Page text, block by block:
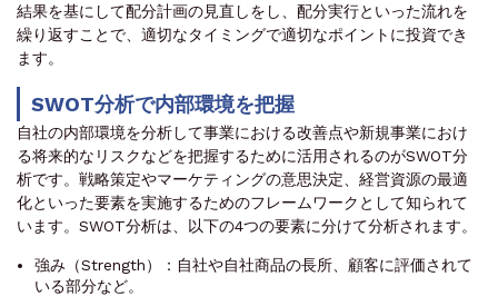
結果を基にして配分計画の見直しをし、配分実行といった流れを
繰り返すことで、適切なタイミングで適切なポイントに投資でき
ます。
SWOT分析で内部環境を把握
自社の内部環境を分析して事業における改善点や新規事業におけ
る将来的なリスクなどを把握するために活用されるのがSWOT分
析です。戦略策定やマーケティングの意思決定、経営資源の最適
化といった要素を実施するためのフレームワークとして知られて
います。SWOT分析は、以下の4つの要素に分けて分析されます。
強み（Strength）：自社や自社商品の長所、顧客に評価されて
いる部分など。